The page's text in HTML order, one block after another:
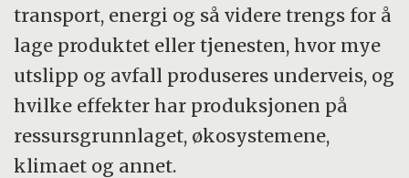
transport, energi og så videre trengs for å
lage produktet eller tjenesten, hvor mye
utslipp og avfall produseres underveis, og
hvilke effekter har produksjonen på
ressursgrunnlaget, økosystemene,
klimaet og annet.